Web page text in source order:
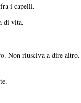
i capelli.
di vita.
Non riusciva a dire